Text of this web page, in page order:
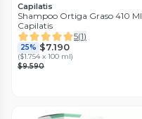
Capilatis
Shampoo Ortiga Graso 410 Ml
Capilatis
5(1)
25% $7.190
($1.754 x 100 ml)
$9.590